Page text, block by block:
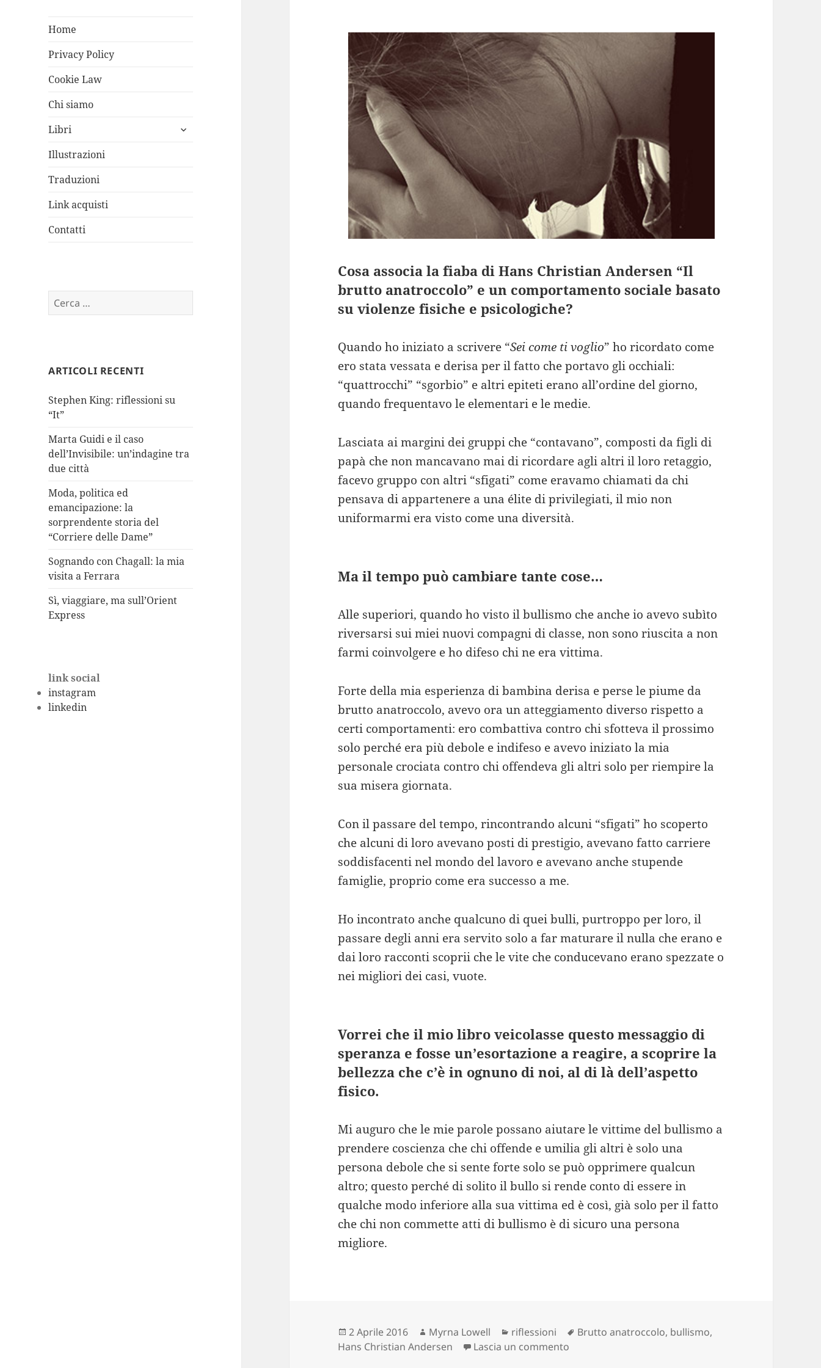
Home
Privacy Policy
Cookie Law
Chi siamo
Libri
apri
Illustrazioni
Traduzioni
Link acquisti
Contatti
Ricerca
per:
ARTICOLI RECENTI
Stephen King: riflessioni su
“It”
Marta Guidi e il caso
dell’Invisibile: un’indagine tra
due città
Moda, politica ed
emancipazione: la
sorprendente storia del
“Corriere delle Dame”
Sognando con Chagall: la mia
visita a Ferrara
Sì, viaggiare, ma sull’Orient
Express
link social
instagram
linkedin
Cosa associa la fiaba di Hans Christian Andersen “Il
brutto anatroccolo” e un comportamento sociale basato
su violenze fisiche e psicologiche?
Quando ho iniziato a scrivere “Sei come ti voglio” ho ricordato come
ero stata vessata e derisa per il fatto che portavo gli occhiali:
“quattrocchi” “sgorbio” e altri epiteti erano all’ordine del giorno,
quando frequentavo le elementari e le medie.
Lasciata ai margini dei gruppi che “contavano”, composti da figli di
papà che non mancavano mai di ricordare agli altri il loro retaggio,
facevo gruppo con altri “sfigati” come eravamo chiamati da chi
pensava di appartenere a una élite di privilegiati, il mio non
uniformarmi era visto come una diversità.
Ma il tempo può cambiare tante cose…
Alle superiori, quando ho visto il bullismo che anche io avevo subìto
riversarsi sui miei nuovi compagni di classe, non sono riuscita a non
farmi coinvolgere e ho difeso chi ne era vittima.
Forte della mia esperienza di bambina derisa e perse le piume da
brutto anatroccolo, avevo ora un atteggiamento diverso rispetto a
certi comportamenti: ero combattiva contro chi sfotteva il prossimo
solo perché era più debole e indifeso e avevo iniziato la mia
personale crociata contro chi offendeva gli altri solo per riempire la
sua misera giornata.
Con il passare del tempo, rincontrando alcuni “sfigati” ho scoperto
che alcuni di loro avevano posti di prestigio, avevano fatto carriere
soddisfacenti nel mondo del lavoro e avevano anche stupende
famiglie, proprio come era successo a me.
Ho incontrato anche qualcuno di quei bulli, purtroppo per loro, il
passare degli anni era servito solo a far maturare il nulla che erano e
dai loro racconti scoprii che le vite che conducevano erano spezzate o
nei migliori dei casi, vuote.
Vorrei che il mio libro veicolasse questo messaggio di
speranza e fosse un’esortazione a reagire, a scoprire la
bellezza che c’è in ognuno di noi, al di là dell’aspetto
fisico.
Mi auguro che le mie parole possano aiutare le vittime del bullismo a
prendere coscienza che chi offende e umilia gli altri è solo una
persona debole che si sente forte solo se può opprimere qualcun
altro; questo perché di solito il bullo si rende conto di essere in
qualche modo inferiore alla sua vittima ed è così, già solo per il fatto
che chi non commette atti di bullismo è di sicuro una persona
migliore.
Scritto
il
2 Aprile 2016 Autore
Myrna Lowell Categorie
riflessioni Tag
Brutto anatroccolo, bullismo,
Hans Christian Andersen
Lascia un commento